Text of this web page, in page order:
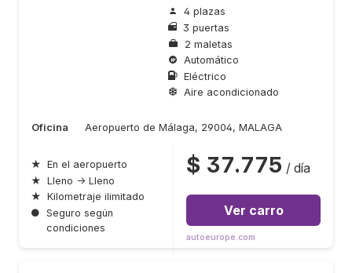
4 plazas
3 puertas
2 maletas
Automático
Eléctrico
Aire acondicionado
Oficina Aeropuerto de Málaga, 29004, MALAGA
★ En el aeropuerto
★ Lleno → Lleno
★ Kilometraje ilimitado
● Seguro según
condiciones
$ 37.775 / día
Ver carro
autoeurope.com